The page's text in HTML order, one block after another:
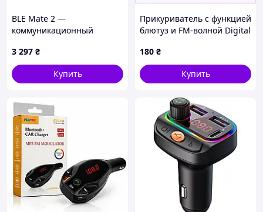
BLE Mate 2 —
коммуникационный
Energy 4.0.
3 297 ₴
Купить
Прикуриватель с функцией
блютуз и FM-волной Digital
180 ₴
Купить